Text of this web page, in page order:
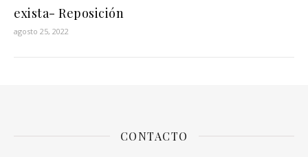
exista- Reposición
agosto 25, 2022
CONTACTO